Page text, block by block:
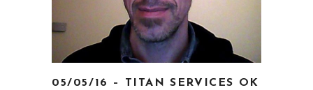
05/05/16 – TITAN SERVICES OK